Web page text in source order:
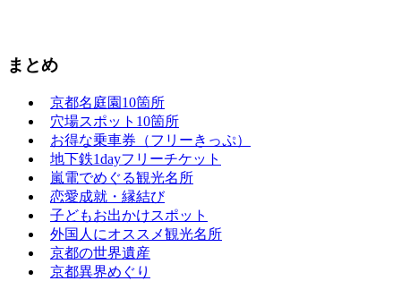
まとめ
京都名庭園10箇所
穴場スポット10箇所
お得な乗車券（フリーきっぷ）
地下鉄1dayフリーチケット
嵐電でめぐる観光名所
恋愛成就・縁結び
子どもお出かけスポット
外国人にオススメ観光名所
京都の世界遺産
京都異界めぐり